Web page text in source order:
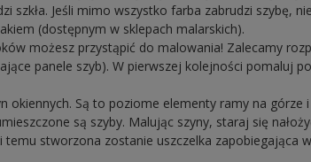
szkła. Jeśli mimo wszystko farba zabrudzi szybę,
(dostępnym w sklepach malarskich).
możesz przystąpić do malowania! Zalecamy
panele szyb). W pierwszej kolejności pomaluj
okiennych. Są to poziome elementy ramy na górze
są szyby. Malując szyny, staraj się
temu stworzona zostanie uszczelka zapobiegająca